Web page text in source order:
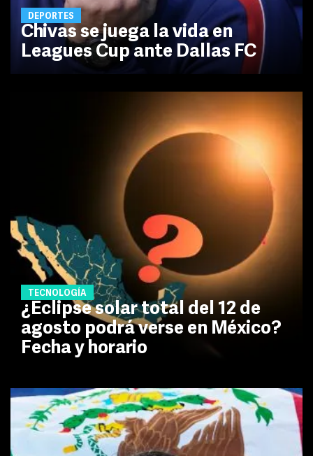
DEPORTES
Chivas se juega la vida en
Leagues Cup ante Dallas FC
TECNOLOGÍA
¿Eclipse solar total del 12 de
agosto podrá verse en México?
Fecha y horario